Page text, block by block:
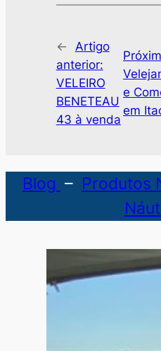
←
Artigo
anterior:
VELEIRO
BENETEAU
43 à venda
e
em
Blog – Produtos